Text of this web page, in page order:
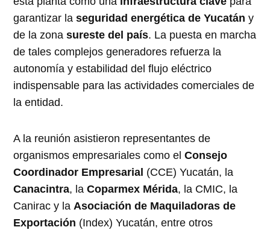
garantizar laseguridad energética de Yucatán y
de la zonasureste del país. La puesta en marcha
de tales complejos generadores refuerza la
autonomía y estabilidad del flujo eléctrico
indispensable para las actividades comerciales de
la entidad.
A la reunión asistieron representantes de
organismos empresariales como el Consejo
Coordinador Empresarial (CCE) Yucatán, la
Canacintra, la Coparmex Mérida, la CMIC, la
Canirac y laAsociación de Maquiladoras de
Exportación (Index) Yucatán, entre otros